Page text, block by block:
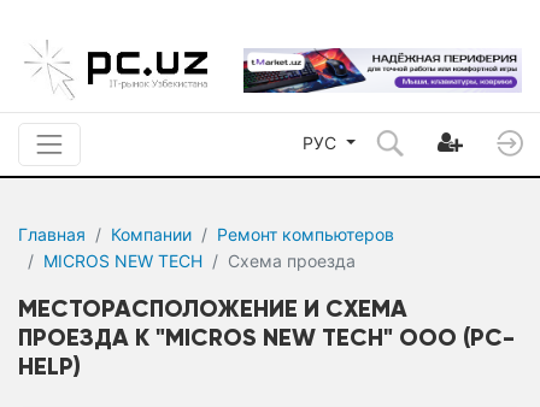
РУС
Главная Компании
Ремонт компьютеров
MICROS NEW TECH
Схема проезда
МЕСТОРАСПОЛОЖЕНИЕ И СХЕМА
ПРОЕЗДА К "MICROS NEW TECH" ООО (PC-
HELP)